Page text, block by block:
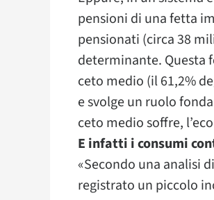
pensioni di una fetta
pensionati (circa 38
determinante. Questa
ceto medio (il 61,2%
e svolge un ruolo
ceto medio soffre,
E infatti i consumi
«Secondo una analisi
registrato un piccolo